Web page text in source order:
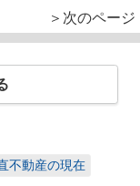
＞次のページ
不動産の現在